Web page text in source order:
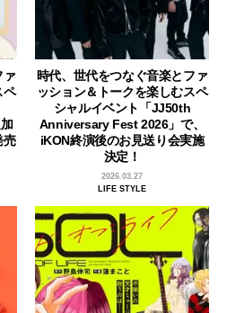
ァ
ペ
売
時代、世代をつなぐ音楽とファ
ッション＆トークを楽しむスペ
シャルイベント「JJ50th
Anniversary Fest 2026」で、
iKON終演後のお見送り会実施
決定！
2026.03.27
LIFE STYLE